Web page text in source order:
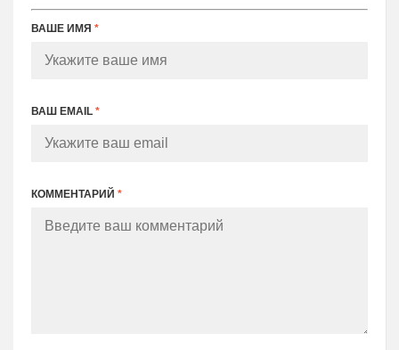
ВАШЕ ИМЯ *
ВАШ EMAIL *
КОММЕНТАРИЙ *